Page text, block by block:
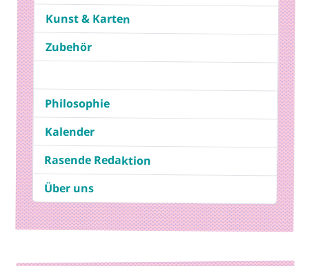
Kunst & Karten
Zubehör
Philosophie
Kalender
Rasende Redaktion
Über uns